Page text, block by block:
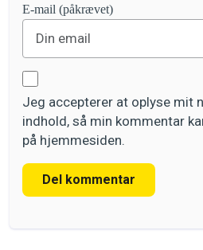
E-mail (påkrævet)
Jeg accepterer at oplyse mit
indhold, så min kommentar
på hjemmesiden.
Del kommentar